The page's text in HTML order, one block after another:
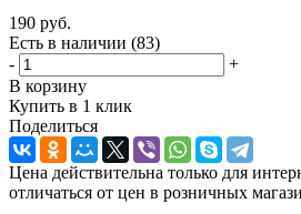
190 руб.
Есть в наличии (83)
-
+
В корзину
Купить в 1 клик
Поделиться
Цена действительна только для
отличаться от цен в розничных